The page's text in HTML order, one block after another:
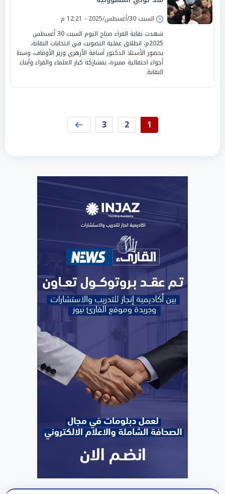
السبت 30/أغسطس/2025 - 12:21 م
شهدت نقابة القراء صباح اليوم السبت 30 أغسطس
2025م، انطلاق عملية التصويت في انتخابات النقابة،
بحضور الأستاذ الدكتور أسامة الأزهري وزير الأوقاف، وسط
أجواء احتفالية مميزة، بمشاركة كبار العلماء والقراء وأبناء
النقابة.
1
2
3